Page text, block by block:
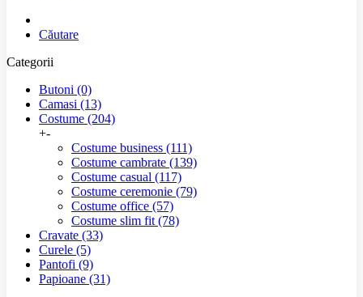
Căutare
Categorii
Butoni (0)
Camasi (13)
Costume (204)
+-
Costume business (111)
Costume cambrate (139)
Costume casual (117)
Costume ceremonie (79)
Costume office (57)
Costume slim fit (78)
Cravate (33)
Curele (5)
Pantofi (9)
Papioane (31)